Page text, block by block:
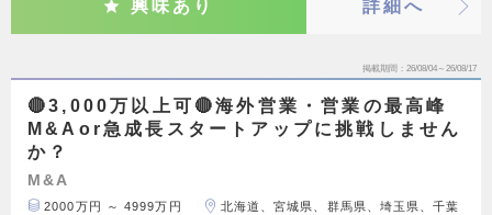
興味あり 詳細へ
掲載期間 26/08/04～26/08/17
🔴3,000万以上可🔴海外営業・営業の最高峰
M&Aor急成長スタートアップに挑戦しません
か？
M&A
2000万円 ～ 4999万円
北海道、宮城県、群馬県、埼玉県、千葉